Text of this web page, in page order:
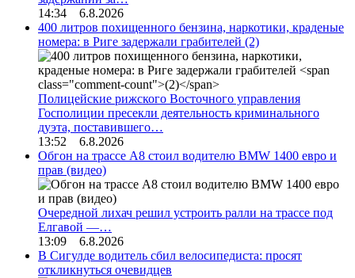
14:34 6.8.2026
400 литров похищенного бензина, наркотики, краденые
номера: в Риге задержали грабителей (2)
Полицейские рижского Восточного управления
Госполиции пресекли деятельность криминального
дуэта, поставившего…
13:52 6.8.2026
Обгон на трассе А8 стоил водителю BMW 1400 евро и
прав (видео)
Очередной лихач решил устроить ралли на трассе под
Елгавой —…
13:09 6.8.2026
В Сигулде водитель сбил велосипедиста: просят
откликнуться очевидцев